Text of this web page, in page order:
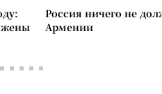
Россия ничего не
Армении